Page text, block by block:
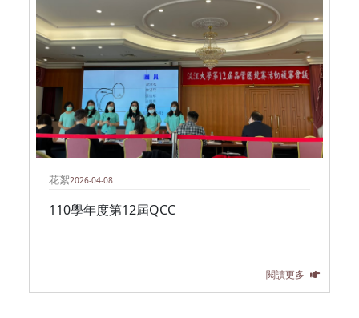
花絮2026-04-08
110學年度第12屆QCC
閱讀更多